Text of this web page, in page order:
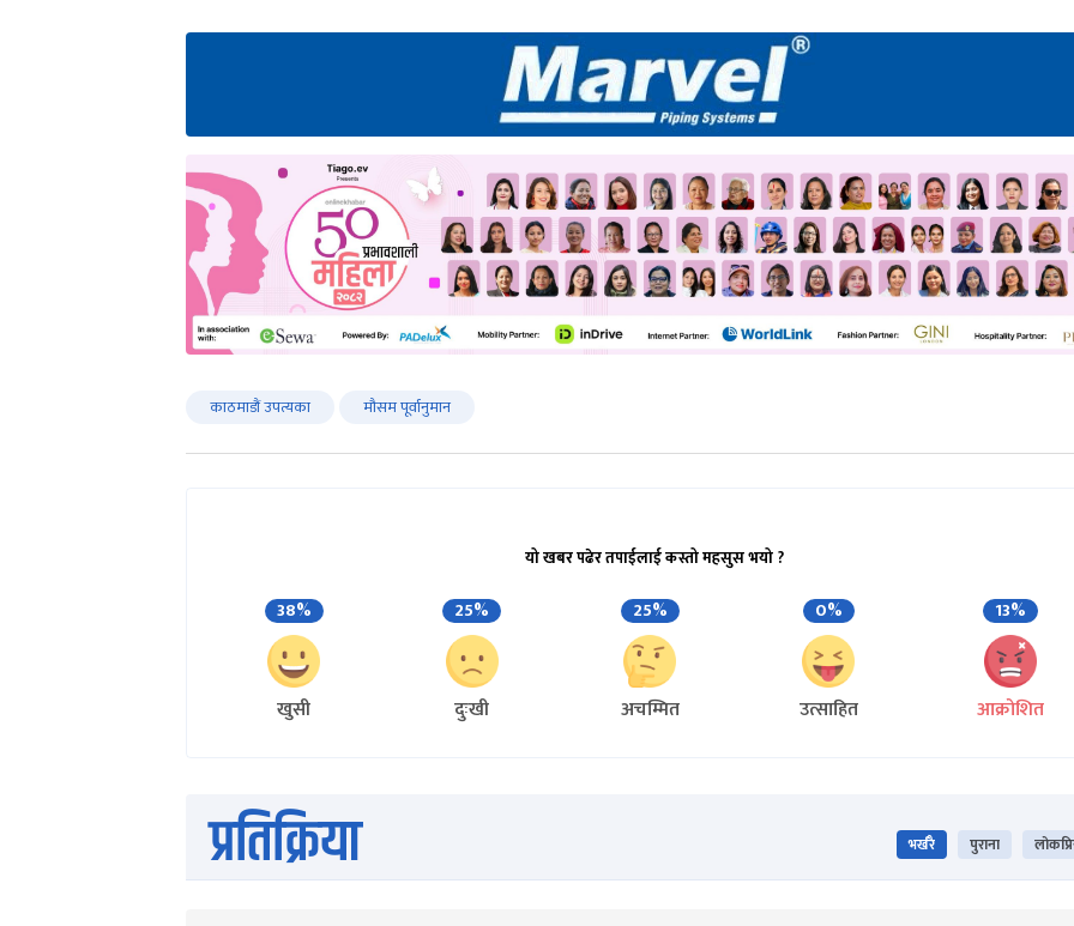
काठमाडौं उपत्यका मौसम पूर्वानुमान
यो खबर पढेर तपाईलाई कस्तो महसुस भयो ?
38%
खुसी
25%
दुःखी
25%
अचम्मित
0%
उत्साहित
13%
आक्रोशित
प्रतिक्रिया भर्खरै पुराना